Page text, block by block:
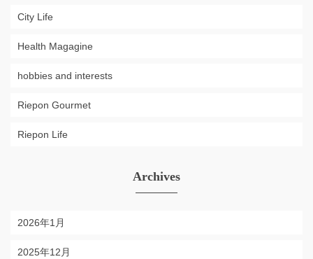
City Life
Health Magagine
hobbies and interests
Riepon Gourmet
Riepon Life
Archives
2026年1月
2025年12月